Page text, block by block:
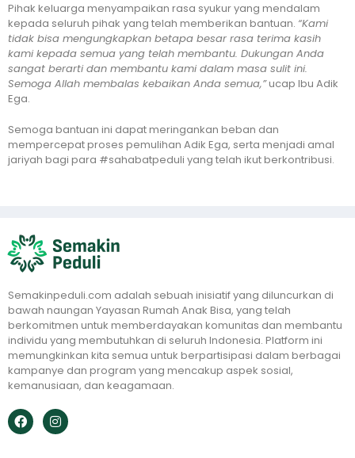
Pihak keluarga menyampaikan rasa syukur yang mendalam
kepada seluruh pihak yang telah memberikan bantuan. “Kami
tidak bisa mengungkapkan betapa besar rasa terima kasih
kami kepada semua yang telah membantu. Dukungan Anda
sangat berarti dan membantu kami dalam masa sulit ini.
Semoga Allah membalas kebaikan Anda semua,”ucap Ibu Adik
Ega.
Semoga bantuan ini dapat meringankan beban dan
mempercepat proses pemulihan Adik Ega, serta menjadi amal
jariyah bagi para #sahabatpeduli yang telah ikut berkontribusi.
Semakinpeduli.com adalah sebuah inisiatif yang diluncurkan di
bawah naungan Yayasan Rumah Anak Bisa, yang telah
berkomitmen untuk memberdayakan komunitas dan membantu
individu yang membutuhkan di seluruh Indonesia. Platform ini
memungkinkan kita semua untuk berpartisipasi dalam berbagai
kampanye dan program yang mencakup aspek sosial,
kemanusiaan, dan keagamaan.